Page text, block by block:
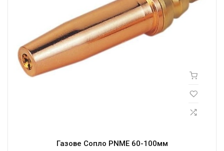
Газове Сопло PNME 60-100мм